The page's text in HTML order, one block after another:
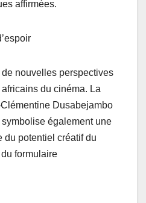
affirmées.
nouvelles perspectives
du cinéma. La
Dusabejambo
également une
du potentiel créatif du
formulaire